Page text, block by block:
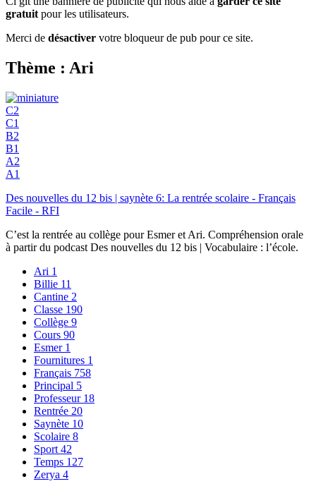
gratuit pour les utilisateurs.
Merci de désactiver votre bloqueur de pub pour ce site.
Thème : Ari
C2
C1
B2
B1
A2
A1
Des nouvelles du 12 bis | saynète 6: La rentrée scolaire - Français
Facile - RFI
C’est la rentrée au collège pour Esmer et Ari. Compréhension orale
à partir du podcast Des nouvelles du 12 bis | Vocabulaire : l’école.
Ari 1
Billie 11
Cantine 2
Classe 190
Collège 9
Cours 90
Esmer 1
Fournitures 1
Français 758
Principal 5
Professeur 18
Rentrée 20
Saynète 10
Scolaire 8
Sport 42
Temps 127
Zerya 4